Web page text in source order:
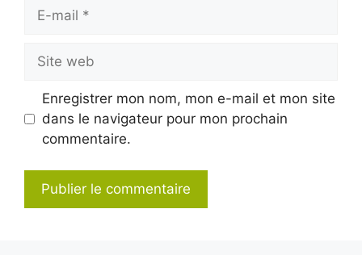
Site
web
Enregistrer mon nom, mon e-mail et mon site
dans le navigateur pour mon prochain
commentaire.